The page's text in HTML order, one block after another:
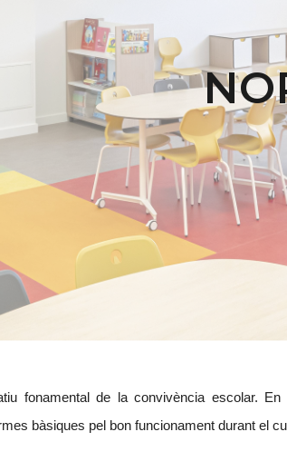
Skip to main content
fonamental de la convivència escolar.
bàsiques pel bon funcionament durant el